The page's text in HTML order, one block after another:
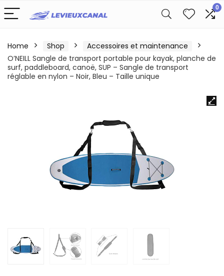
0
Home Shop
Accessoires et maintenance
O’NEILL Sangle de transport portable pour kayak, planche de
surf, paddleboard, canoë, SUP – Sangle de transport
réglable en nylon – Noir, Bleu – Taille unique